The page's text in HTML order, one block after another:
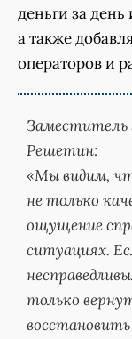
деньги за
а также
операторов и
Заместитель
Решетин:
«Мы видим,
не только
ощущение
ситуациях.
только